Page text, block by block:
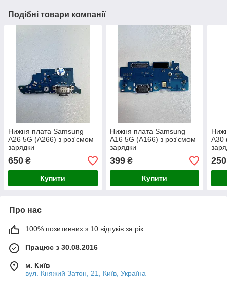
Подібні товари компанії
Нижня плата Samsung
A26 5G (A266) з роз'ємом
зарядки
650 ₴
Купити
Нижня плата Samsung
A16 5G (A166) з роз'ємом
зарядки
399₴
Купити
A30
250
Про нас
100% позитивних з 10 відгуків за рік
Працює з 30.08.2016
м. Київ
вул. Княжий Затон, 21, Київ, Україна